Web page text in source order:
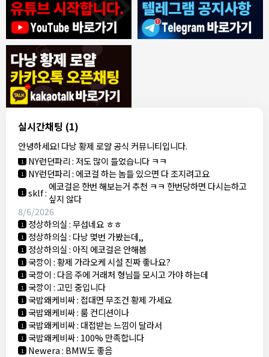
실시간채팅 (1)
안녕하세요! 다낭 황제 로얄 공식 커뮤니티입니다.
8/4/2026
1 모기한테물림:여기도 문의해보면 바로 알려줌
1 모기한테물림:정찰가보다 쌀수 없음
1 결혼안해:ㄹㅇ 팩트 ㅋㅋㅋㅋ
결혼안해:ㄹㅇ 팩트 ㅋㅋㅋㅋ
8/5/2026
NY런던파리 :다낭 에코걸 여기서 예약 가능한가요?
1 3군:에코걸 좀 조심 하는게 좋음
1 NY런던파리:저도 많이 들었습니다 ㅋㅋ
1 NY런던파리: 에코걸 하는 놈들 있으면 다 조지려고요
1 sklf: 에코걸은 한번 해보는거 추천 ㅋㅋ 한번당하면 다시는하고
싶지 않다
8/6/2026
1 정상하의실:무섭네요 ㅎㅎ
1 정상하의실: 다낭 몇번 가봤는데,,
1 정상하의실: 아직 에코걸은 안해봄
1 국깡이:황제 가라오케 시설 진짜 좋나요?
1 국깡이: 다음 주에 거래처 형님들 모시고 가야 하는데
1 국깡이:고민 중입니다
1 국밥왜케비싸: 접대면 무조건 황제 가세요
1 국밥왜케비싸:룸 컨디션이나
1 국밥왜케비싸: 대접받는 느낌이 달라서
1 국밥왜케비싸: 100% 만족합니다
1 Newera: BMW도 좋음